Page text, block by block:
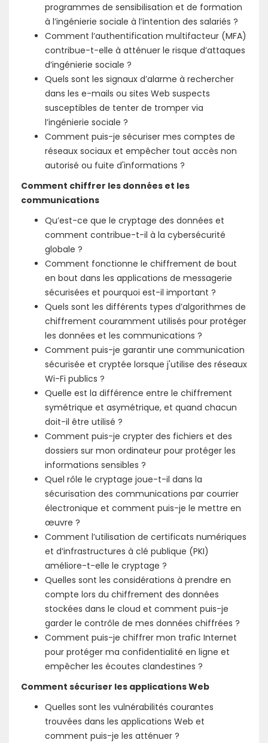
programmes de sensibilisation et de formation
à l’ingénierie sociale à l’intention des salariés ?
Comment l’authentification multifacteur (MFA)
contribue-t-elle à atténuer le risque d’attaques
d’ingénierie sociale ?
Quels sont les signaux d’alarme à rechercher
dans les e-mails ou sites Web suspects
susceptibles de tenter de tromper via
l’ingénierie sociale ?
Comment puis-je sécuriser mes comptes de
réseaux sociaux et empêcher tout accès non
autorisé ou fuite d'informations ?
Comment chiffrer les données et les
communications
Qu’est-ce que le cryptage des données et
comment contribue-t-il à la cybersécurité
globale ?
Comment fonctionne le chiffrement de bout
en bout dans les applications de messagerie
sécurisées et pourquoi est-il important ?
Quels sont les différents types d’algorithmes de
chiffrement couramment utilisés pour protéger
les données et les communications ?
Comment puis-je garantir une communication
sécurisée et cryptée lorsque j'utilise des réseaux
Wi-Fi publics ?
Quelle est la différence entre le chiffrement
symétrique et asymétrique, et quand chacun
doit-il être utilisé ?
Comment puis-je crypter des fichiers et des
dossiers sur mon ordinateur pour protéger les
informations sensibles ?
Quel rôle le cryptage joue-t-il dans la
sécurisation des communications par courrier
électronique et comment puis-je le mettre en
œuvre ?
Comment l’utilisation de certificats numériques
et d’infrastructures à clé publique (PKI)
améliore-t-elle le cryptage ?
Quelles sont les considérations à prendre en
compte lors du chiffrement des données
stockées dans le cloud et comment puis-je
garder le contrôle de mes données chiffrées ?
Comment puis-je chiffrer mon trafic Internet
pour protéger ma confidentialité en ligne et
empêcher les écoutes clandestines ?
Comment sécuriser les applications Web
Quelles sont les vulnérabilités courantes
trouvées dans les applications Web et
comment puis-je les atténuer ?